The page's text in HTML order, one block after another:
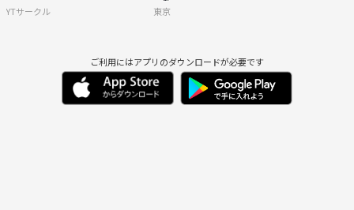
YTサークル 東京
ご利用にはアプリのダウンロードが必要です